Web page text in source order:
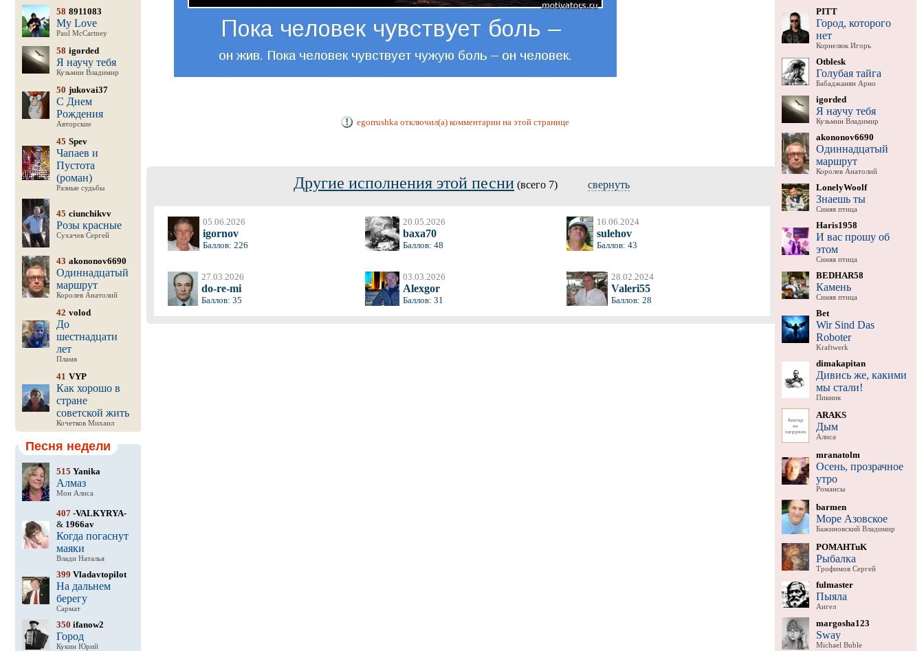
58 8911083
My Love
Paul McCartney
58 igorded
Я научу тебя
Кузьмин Владимир
50 jukovai37
С Днем
Рождения
Авторские
45 Spev
Чапаев и
Пустота
(роман)
Разные судьбы
45 ciunchikvv
Розы красные
Сухачев Сергей
43 akononov6690
Одиннадцатый
маршрут
Королев Анатолий
42 volod
До
шестнадцати
лет
Пламя
41 VYP
Как хорошо в
стране
советской жить
Кочетков Михаил
Песня недели
515 Yanika
Алмаз
Мон Алиса
407-VALKYRYA-
& 1966av
Когда погаснут
маяки
Влади Наталья
399 Vladavtopilot
На дальнем
берегу
Сармат
350 ifanow2
Город
Кукин Юрий
egorrushka отключил(а) комментарии на этой странице
Другие исполнения этой песни (всего 7) свернуть
05.06.2026
igornov
Баллов: 226
20.05.2026
baxa70
Баллов: 48
16.06.2024
sulehov
Баллов: 43
27.03.2026
do-re-mi
Баллов: 35
03.03.2026
Alexgor
Баллов: 31
28.02.2024
Valeri55
Баллов: 28
PITT
Город, которого
нет
Корнелюк Игорь
Otblesk
Голубая тайга
Бабаджанян Арно
igorded
Я научу тебя
Кузьмин Владимир
akononov6690
Одиннадцатый
маршрут
Королев Анатолий
LonelyWoolf
Знаешь ты
Синяя птица
Haris1958
И вас прошу об
этом
Синяя птица
BEDHAR58
Камень
Синяя птица
Bet
Wir Sind Das
Roboter
Kraftwerk
dimakapitan
Дивись же, какими
мы стали!
Пикник
ARAKS
Дым
Алиса
mranatolm
Осень, прозрачное
утро
Романсы
barmen
Море Азовское
Бажиновский Владимир
POMAHTuK
Рыбалка
Трофимов Сергей
fulmaster
Пыяла
Аигел
margosha123
Sway
Michael Buble